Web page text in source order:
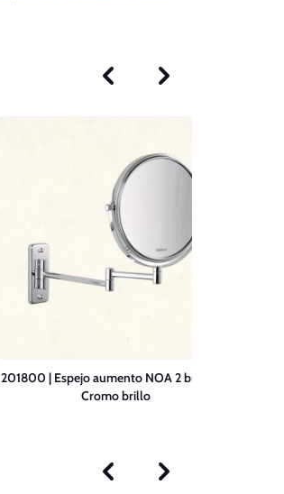
201800 | Espejo aumento NOA 2 brazos –
Cromo brillo